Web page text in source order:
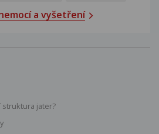
a vyšetření
struktura jater?